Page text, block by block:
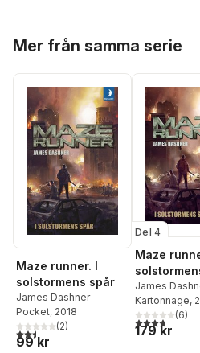
Mer från samma serie
Maze runner. I
solstormens spår
James Dashner
Pocket, 2018
2,5utav 5 stjärnor. Totalt antal röster:
(2)
99 kr
Del 4
Maze
James
Kartonnage,
3,8utav 5(6)
179 kr